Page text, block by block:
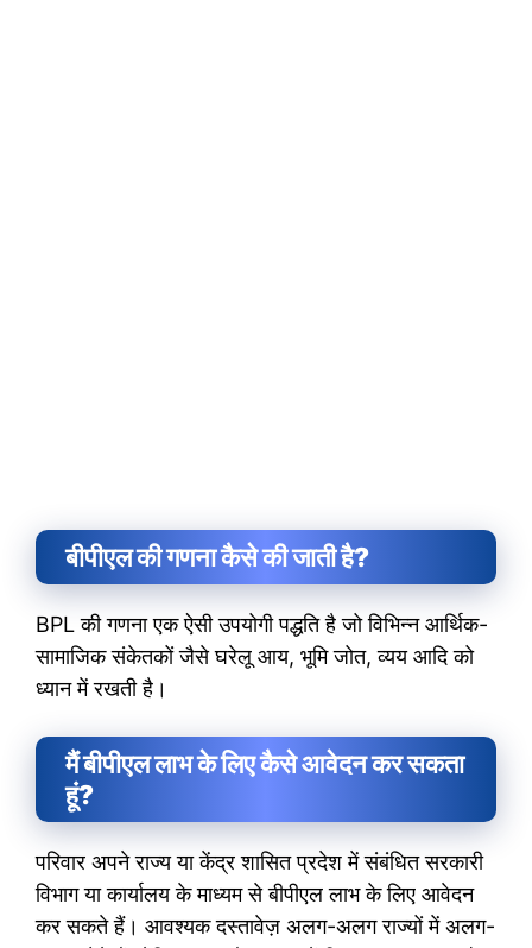
बीपीएल की गणना कैसे की जाती है?
BPL की गणना एक ऐसी उपयोगी पद्धति है जो विभिन्न आर्थिक-
सामाजिक संकेतकों जैसे घरेलू आय, भूमि जोत, व्यय आदि को
ध्यान में रखती है।
मैं बीपीएल लाभ के लिए कैसे आवेदन कर सकता
हूं?
परिवार अपने राज्य या केंद्र शासित प्रदेश में संबंधित सरकारी
विभाग या कार्यालय के माध्यम से बीपीएल लाभ के लिए आवेदन
कर सकते हैं। आवश्यक दस्तावेज़ अलग-अलग राज्यों में अलग-